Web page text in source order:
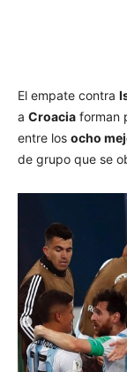
El empate contra
a Croacia forman
entre los ocho
de grupo que se